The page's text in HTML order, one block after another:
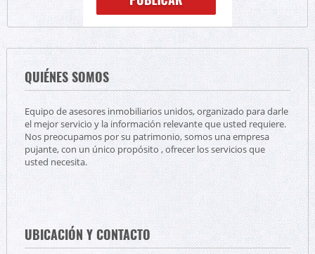
QUIÉNES SOMOS
Equipo de asesores inmobiliarios unidos, organizado para darle
el mejor servicio y la información relevante que usted requiere.
Nos preocupamos por su patrimonio, somos una empresa
pujante, con un único propósito , ofrecer los servicios que
usted necesita.
UBICACIÓN Y CONTACTO